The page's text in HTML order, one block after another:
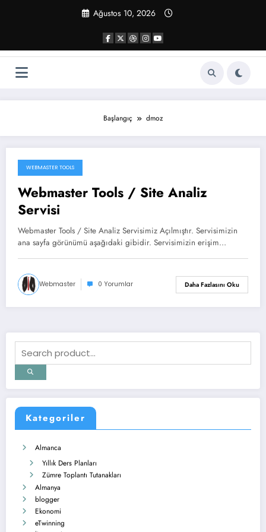
Ağustos 10, 2026
Başlangıç dmoz
Haziran 24, 2020
WEBMASTER TOOLS
Webmaster Tools / Site Analiz
Servisi
Webmaster Tools / Site Analiz Servisimiz Açılmıştır. Servisimizin
ana sayfa görünümü aşağıdaki gibidir. Servisimizin erişim…
Webmaster 0 Yorumlar Daha Fazlasını Oku
Kategoriler
Almanca
Yıllık Ders Planları
Zümre Toplantı Tutanakları
Almanya
blogger
Ekonomi
eTwinning